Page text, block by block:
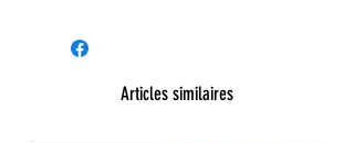
Articles similaires